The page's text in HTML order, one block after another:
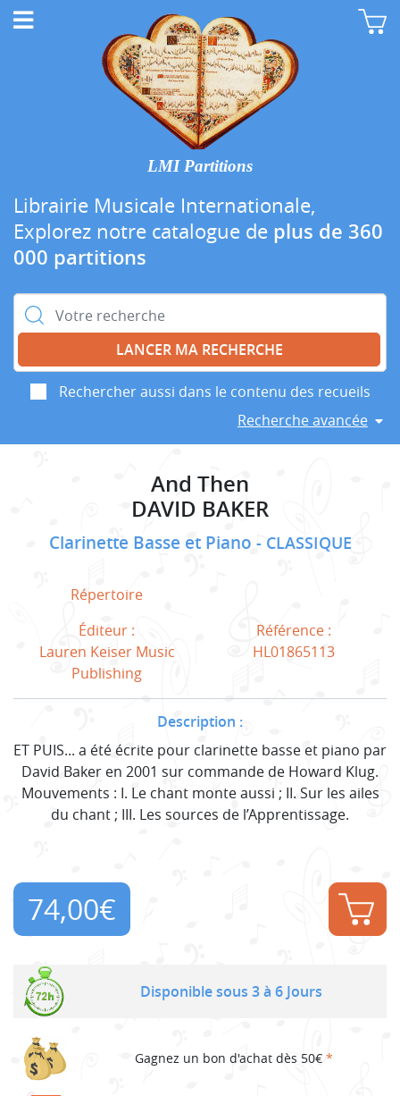
LMI Partitions
Librairie Musicale Internationale,
Explorez notre catalogue de plus de 360
000 partitions
Rechercher :
Rechercher aussi dans le contenu des recueils
Recherche avancée
And Then
DAVID BAKER
Clarinette Basse et Piano CLASSIQUE
Répertoire
Éditeur :
Lauren Keiser Music
Publishing
Référence :
HL01865113
Description :
ET PUIS... a été écrite pour clarinette basse et piano par
David Baker en 2001 sur commande de Howard Klug.
Mouvements : I. Le chant monte aussi ; II. Sur les ailes
du chant ; III. Les sources de l’Apprentissage.
74,00€
Disponible sous 3 à 6 Jours
Gagnez un bon d'achat dès 50€ *